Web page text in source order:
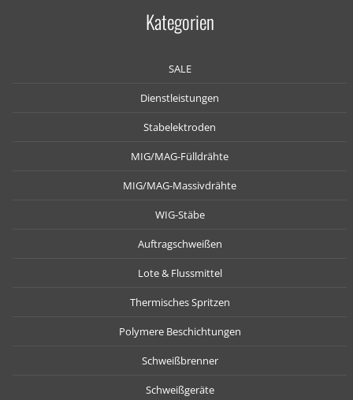
Kategorien
SALE
Dienstleistungen
Stabelektroden
MIG/MAG-Fülldrähte
MIG/MAG-Massivdrähte
WIG-Stäbe
Auftragschweißen
Lote & Flussmittel
Thermisches Spritzen
Polymere Beschichtungen
Schweißbrenner
Schweißgeräte